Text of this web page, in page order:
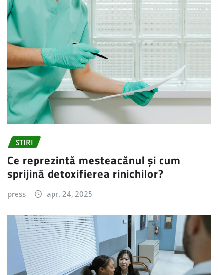
STIRI
Ce reprezintă mesteacănul și cum
sprijină detoxifierea rinichilor?
press apr. 24, 2025